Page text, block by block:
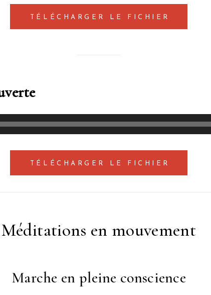
TÉLÉCHARGER LE FICHIER
TÉLÉCHARGER LE FICHIER
Méditations en mouvement
Marche en pleine conscience